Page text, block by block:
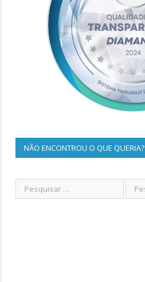
NÃO ENCONTROU O QUE QUERIA?